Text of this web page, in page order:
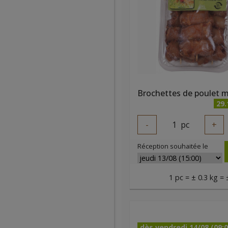
- 1 pc +
Réception souhaitée le
1 pc = ± 0.3 kg =